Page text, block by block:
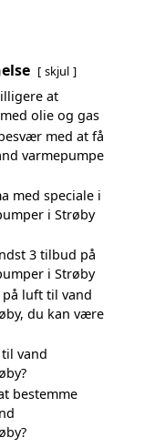
skjul
at
olie og gas
med at få
varmepumpe
med speciale i
i Strøby
3 tilbud på
i Strøby
luft til vand
du kan være
vand
bestemme